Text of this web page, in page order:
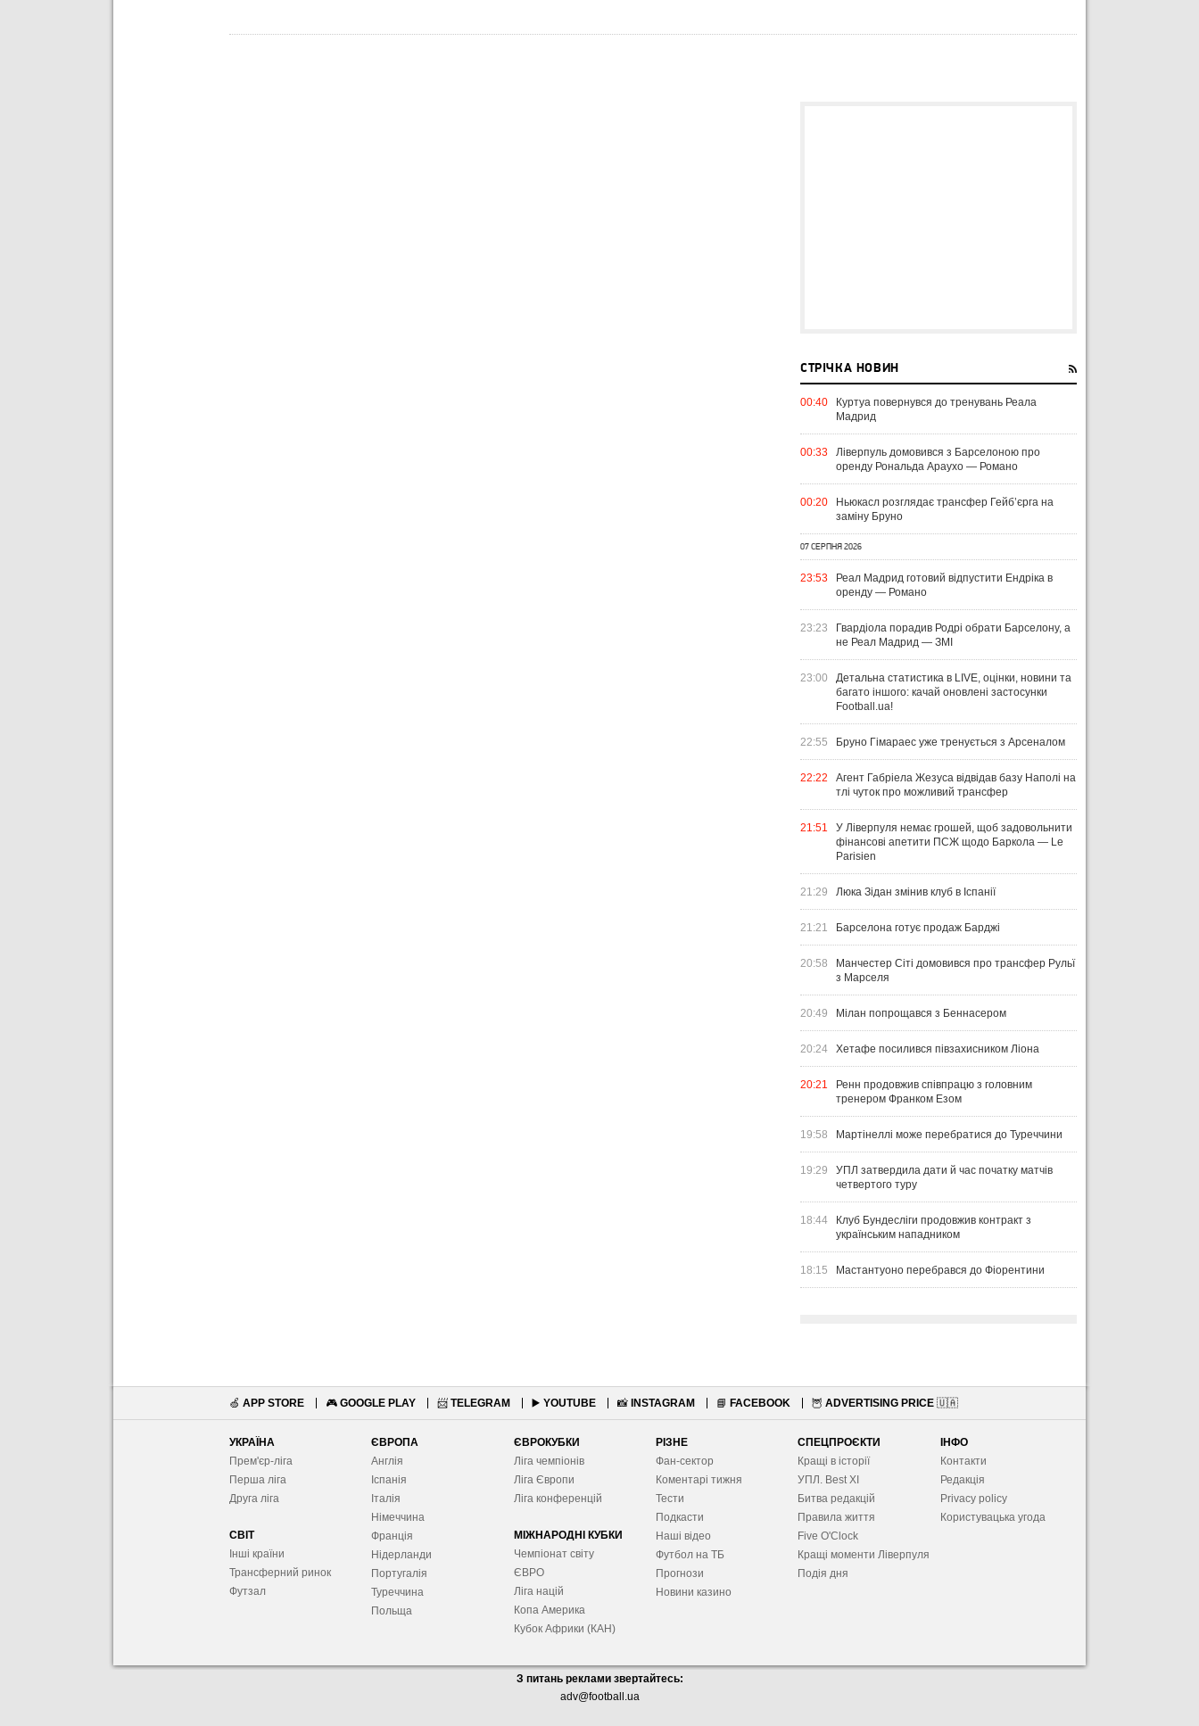
СТРІЧКА НОВИН
00:40
Куртуа повернувся до тренувань Реала
Мадрид
00:33
Ліверпуль домовився з Барселоною про
оренду Рональда Араухо — Романо
00:20
Ньюкасл розглядає трансфер Гейб’єрга на
заміну Бруно
07 СЕРПНЯ 2026
23:53
Реал Мадрид готовий відпустити Ендріка в
оренду — Романо
23:23
Гвардіола порадив Родрі обрати Барселону, а
не Реал Мадрид — ЗМІ
23:00
Детальна статистика в LIVE, оцінки, новини та
багато іншого: качай оновлені застосунки
Football.ua!
22:55 Бруно Гімараес уже тренується з Арсеналом
22:22
Агент Габріела Жезуса відвідав базу Наполі на
тлі чуток про можливий трансфер
21:51
У Ліверпуля немає грошей, щоб задовольнити
фінансові апетити ПСЖ щодо Баркола — Le
Parisien
21:29 Люка Зідан змінив клуб в Іспанії
21:21 Барселона готує продаж Барджі
20:58
Манчестер Сіті домовився про трансфер Рульї
з Марселя
20:49 Мілан попрощався з Беннасером
20:24 Хетафе посилився півзахисником Ліона
20:21
Ренн продовжив співпрацю з головним
тренером Франком Езом
19:58 Мартінеллі може перебратися до Туреччини
19:29
УПЛ затвердила дати й час початку матчів
четвертого туру
18:44
Клуб Бундесліги продовжив контракт з
українським нападником
18:15 Мастантуоно перебрався до Фіорентини
🍏 APP STORE 🎮 GOOGLE PLAY 📨 TELEGRAM ▶️ YOUTUBE 📸 INSTAGRAM 📘 FACEBOOK 🦉 ADVERTISING PRICE 🇺🇦
УКРАЇНА
Прем'єр-ліга
Перша ліга
Друга ліга
СВІТ
Інші країни
Трансферний ринок
Футзал
ЄВРОПА
Англія
Іспанія
Італія
Німеччина
Франція
Нідерланди
Португалія
Туреччина
Польща
ЄВРОКУБКИ
Ліга чемпіонів
Ліга Європи
Ліга конференцій
МІЖНАРОДНІ КУБКИ
Чемпіонат світу
ЄВРО
Ліга націй
Копа Америка
Кубок Африки (КАН)
РІЗНЕ
Фан-сектор
Коментарі тижня
Тести
Подкасти
Наші відео
Футбол на ТБ
Прогнози
Новини казино
СПЕЦПРОЄКТИ
Кращі в історії
УПЛ. Best XІ
Битва редакцій
Правила життя
Five O'Clock
Кращі моменти Ліверпуля
Подія дня
ІНФО
Контакти
Редакція
Privacy policy
Користувацька угода
З питань реклами звертайтесь:
adv@football.ua